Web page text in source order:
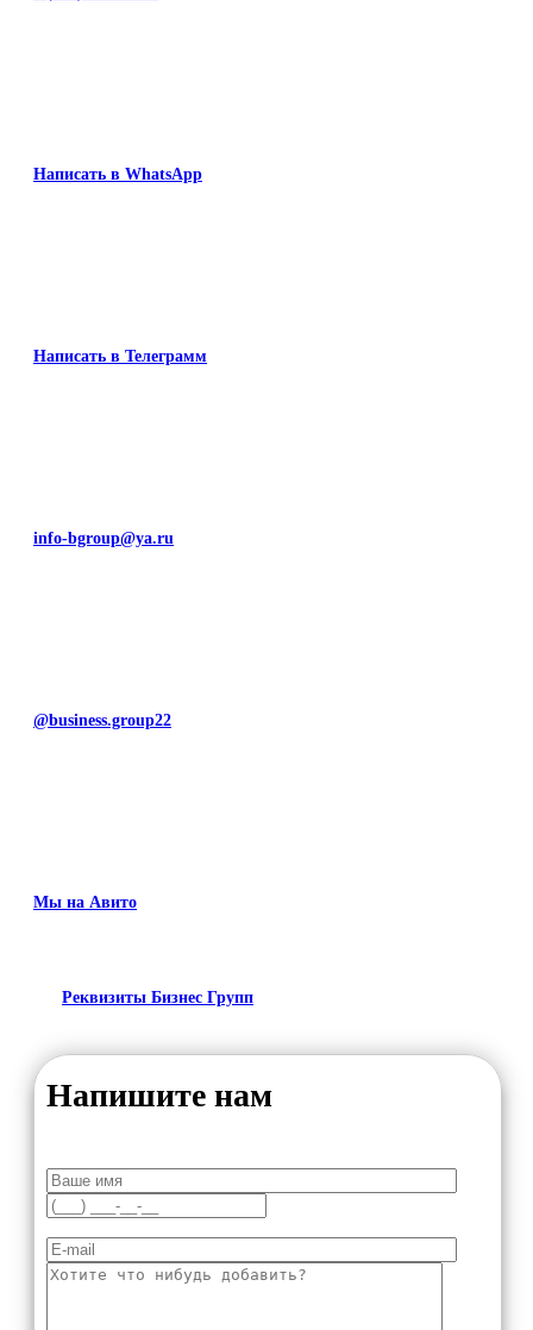
Написать в WhatsApp
Написать в Телеграмм
info-bgroup@ya.ru
@business.group22
Мы на Авито
Реквизиты Бизнес Групп
Напишите нам